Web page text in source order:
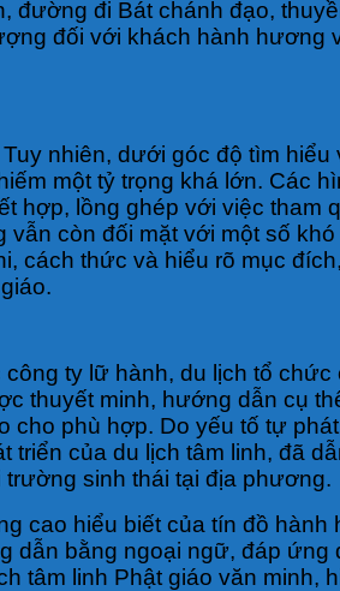
đi Bát chánh đạo,
đối với khách hành hương
nhiên, dưới góc độ tìm hiểu
một tỷ trọng khá lớn. Các
hợp, lồng ghép với việc tham
còn đối mặt với một số
cách thức và hiểu rõ mục
ty lữ hành, du lịch tổ
thuyết minh, hướng dẫn cụ
phù hợp. Do yếu tố tự
của du lịch tâm linh, đã
sinh thái tại địa phương.
cao hiểu biết của tín đồ hành
dẫn bằng ngoại ngữ, đáp
tâm linh Phật giáo văn minh,